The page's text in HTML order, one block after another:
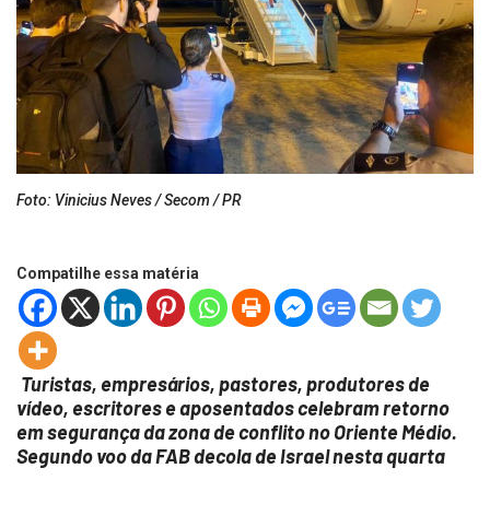
Foto: Vinicius Neves / Secom / PR
Compatilhe essa matéria
Turistas, empresários, pastores, produtores de
vídeo, escritores e aposentados celebram retorno
em segurança da zona de conflito no Oriente Médio.
Segundo voo da FAB decola de Israel nesta quarta